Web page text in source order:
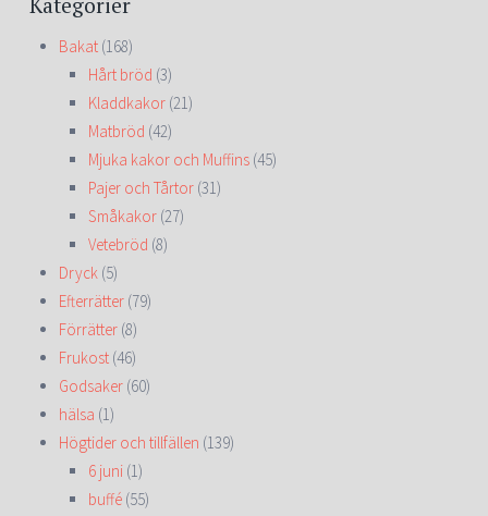
Bakat (168)
Hårt bröd (3)
Kladdkakor (21)
Matbröd (42)
Mjuka kakor och Muffins (45)
Pajer och Tårtor (31)
Småkakor (27)
Vetebröd (8)
Dryck (5)
Efterrätter (79)
Förrätter (8)
Frukost (46)
Godsaker (60)
hälsa (1)
Högtider och tillfällen (139)
6 juni (1)
buffé (55)